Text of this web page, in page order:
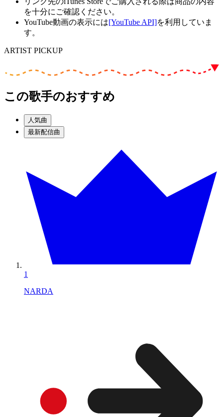
を十分にご確認ください。
YouTube動画の表示には[YouTube API]を利用していま
す。
ARTIST PICKUP
この歌手のおすすめ
人気曲
最新配信曲
1
NARDA